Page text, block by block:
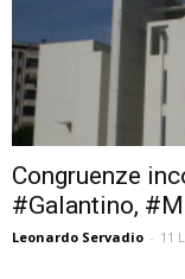
Congruenze
#Galantino,
Leonardo Servadio - 11